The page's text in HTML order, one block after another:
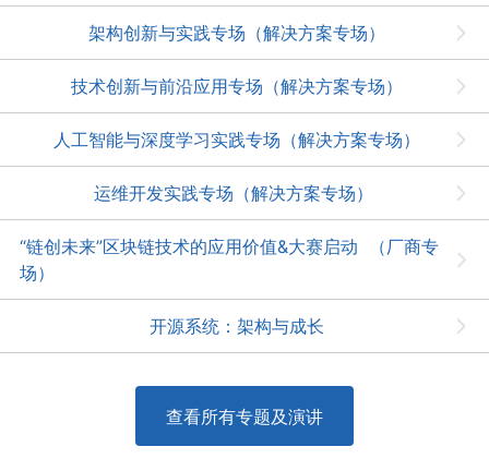
架构创新与实践专场（解决方案专场）
技术创新与前沿应用专场（解决方案专场）
人工智能与深度学习实践专场（解决方案专场）
运维开发实践专场（解决方案专场）
“链创未来”区块链技术的应用价值&大赛启动 （厂商专
场）
开源系统：架构与成长
查看所有专题及演讲